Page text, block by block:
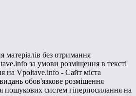
матеріалів без отримання
за умови розміщення в тексті
на Vpoltave.info - Сайт міста
обов'язкове розміщення
пошукових систем гіперпосилання на